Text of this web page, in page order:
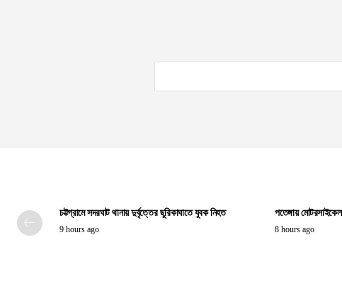
চট্টগ্রামে সদরঘাট থানায় দুর্বৃত্তের ছুরিকাঘাতে যুবক নিহত
9 hours ago
পতেঙ্গায়
8 hours ago